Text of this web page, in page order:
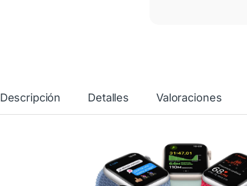
Descripción Detalles Valoraciones